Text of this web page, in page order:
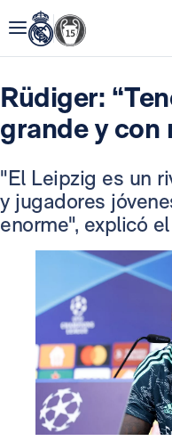
Rüdiger:
grande y con
"El Leipzig es un
y jugadores
enorme", explicó